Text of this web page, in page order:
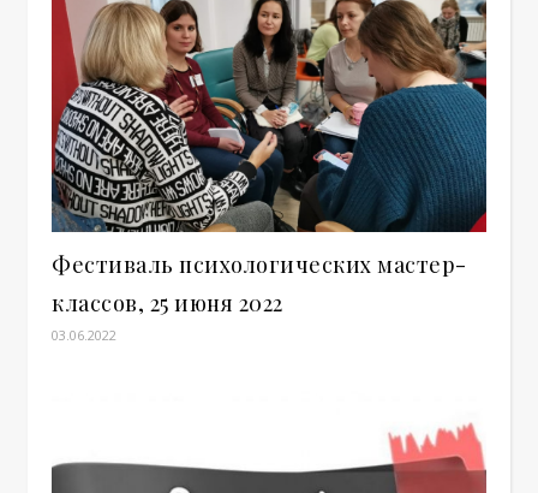
Фестиваль психологических мастер-
классов, 25 июня 2022
03.06.2022